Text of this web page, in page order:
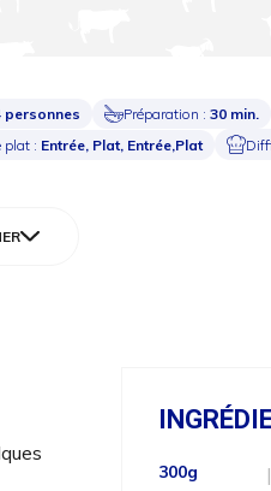
personnes Préparation : 30 min.
plat : Entrée, Plat, Entrée,Plat
300g |